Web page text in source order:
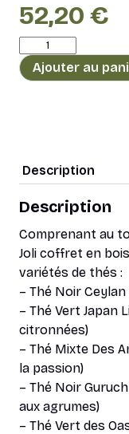
52,20 €
quantité
de
Coffret
Ajouter au
Description
Description
Comprenant au
Joli coffret en
variétés de thés :
– Thé Noir
– Thé Vert Japan
citronnées)
– Thé Mixte Des
la passion)
– Thé Noir
aux agrumes)
– Thé Vert des